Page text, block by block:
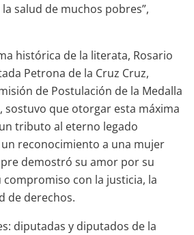
salud de muchos pobres”,
histórica de la literata, Rosario
Petrona de la Cruz Cruz,
de Postulación de la Medalla
sostuvo que otorgar esta máxima
tributo al eterno legado
reconocimiento a una mujer
demostró su amor por su
compromiso con la justicia, la
de derechos.
diputadas y diputados de la